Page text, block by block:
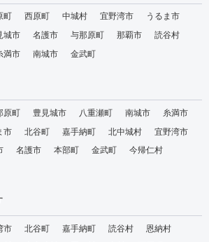
町 西原町 中城村 宜野湾市
うるま市
城市 名護市 与那原町 那覇市
読谷村
満市 南城市 金武町
原町 豊見城市 八重瀬町 南城市
糸満市
市 北谷町 嘉手納町 北中城村
宜野湾市
名護市 本部町 金武町
今帰仁村
市 北谷町 嘉手納町 読谷村
恩納村